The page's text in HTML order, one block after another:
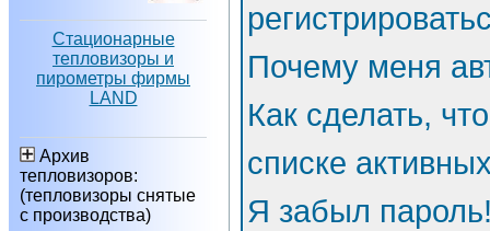
Стационарные
тепловизоры и
пирометры фирмы
LAND
Архив
тепловизоров:
(тепловизоры снятые
с производства)
Почему меня
Как сделать,
списке
Я забыл